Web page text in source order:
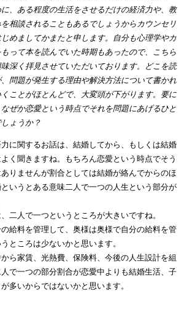
、ある程度の生活をさせるだけの経済力や、教
相談されることもあるでしょうからカウンセリ
めましてかまたと申します。自分も心理学やカ
って本を読んでいた時期もあったので、こちら
深く拝見させていただいております。どこを読
問題が発生する理由や解決方法について書かれ
ことがほとんどで、大変頭が下がります。要に
ぜか恋愛という時点でそれを問題にあげるひと
ょうか？
に関するお話は、結婚してから、もしくは結婚
く聞きますね。もちろん恋愛という時点でそう
りませんが割合としては結婚が絡んでからのほ
いうとある意味二人で一つの人生という部分が
二人で一つというところが大きいですね。
給料を管理して、奥様は奥様で自分の給料を管
ところは少ないかと思います。
ら家賃、光熱費、保険料、今後の人生設計を組
で一つの部分割合が恋愛中よりも結婚生活、子
多いからではないかと思います。